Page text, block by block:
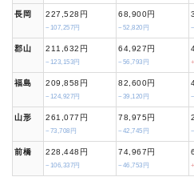
長岡 227,528円
−107,257円
68,900円
−52,820円
郡山 211,632円
−123,153円
64,927円
−56,793円
福島 209,858円
−124,927円
82,600円
−39,120円
山形 261,077円
−73,708円
78,975円
−42,745円
前橋 228,448円
−106,337円
74,967円
−46,753円